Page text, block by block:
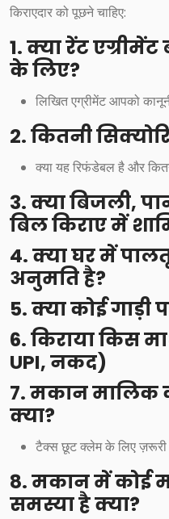
किराएदार को पूछने चाहिए:
1. क्या रेंट
के लिए?
लिखित एग्रीमेंट आपको
2. कितनी
क्या यह रिफंडेबल है और
3. क्या बिजली,
बिल किराए में
4. क्या घर में
अनुमति है?
5. क्या कोई गाड़ी
6. किराया किस
UPI, नकद)
7. मकान मालिक
क्या?
टैक्स छूट क्लेम के लिए ज़रूरी
8. मकान में कोई
समस्या है क्या?